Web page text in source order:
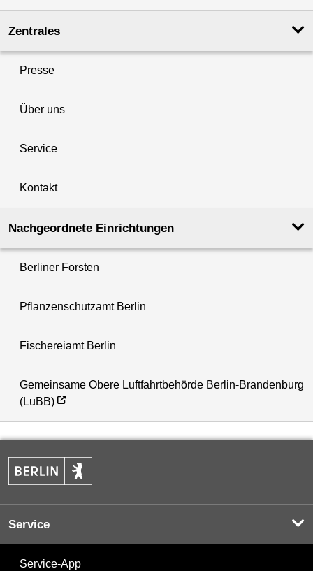
Zentrales
Presse
Über uns
Service
Kontakt
Nachgeordnete Einrichtungen
Berliner Forsten
Pflanzenschutzamt Berlin
Fischereiamt Berlin
Gemeinsame Obere Luftfahrtbehörde Berlin-Brandenburg
(LuBB)
Service
Service-App